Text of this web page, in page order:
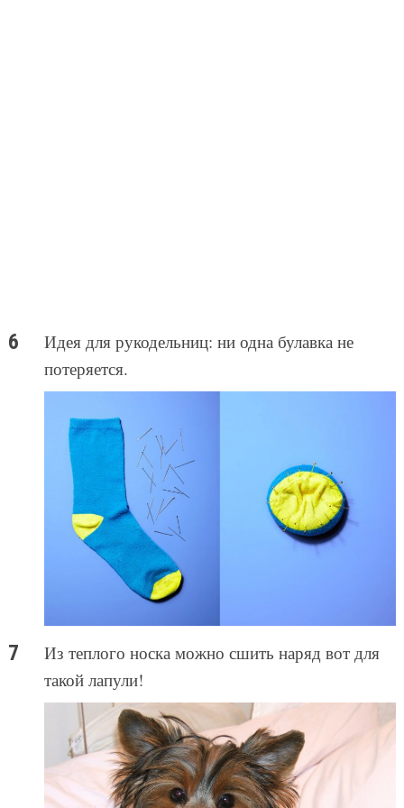
Идея для рукодельниц: ни одна булавка не
потеряется.
Из теплого носка можно сшить наряд вот для
такой лапули!